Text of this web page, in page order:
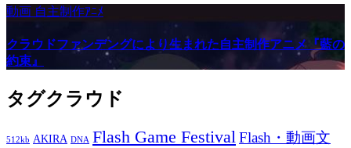
動画 自主制作ｱﾆﾒ
クラウドファンデングにより生まれた自主制作アニメ『藍の
約束』
タグクラウド
512kb AKIRA DNA Flash Game FestivalFlash・動画文